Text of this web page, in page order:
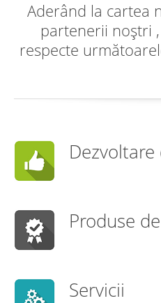
Aderând la cartea
partenerii noştri
respecte
Produse
Servicii